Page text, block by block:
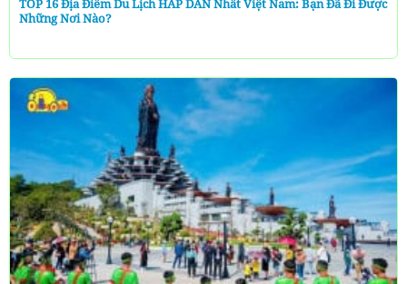
TOP 16 Địa Điểm Du Lịch HẤP DẪN Nhất Việt Nam: Bạn Đã Đi Được
Những Nơi Nào?